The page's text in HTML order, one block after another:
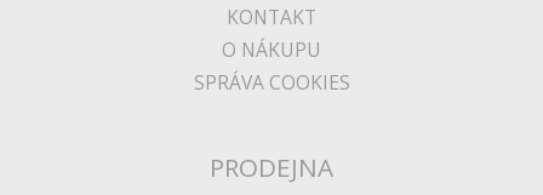
KONTAKT
O NÁKUPU
SPRÁVA COOKIES
PRODEJNA